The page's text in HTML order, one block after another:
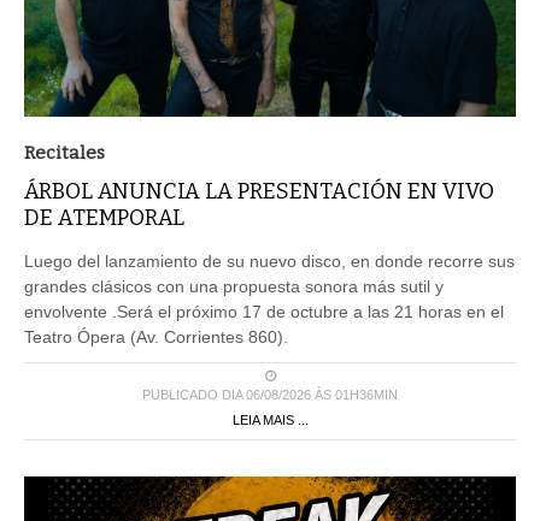
Recitales
ÁRBOL ANUNCIA LA PRESENTACIÓN EN VIVO
DE ATEMPORAL
Luego del lanzamiento de su nuevo disco, en donde recorre sus
grandes clásicos con una propuesta sonora más sutil y
envolvente .Será el próximo 17 de octubre a las 21 horas en el
Teatro Ópera (Av. Corrientes 860).
PUBLICADO DIA 06/08/2026 ÀS 01H36MIN
LEIA MAIS ...